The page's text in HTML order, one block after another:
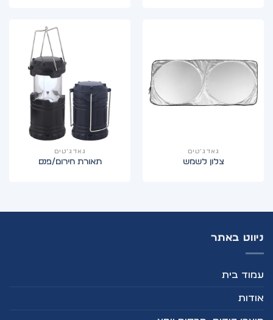
גאדג'טים
צלון לשמש
גאדג'טים
תאורת חירום/פנס
ניווט באתר
עמוד בית
אודות